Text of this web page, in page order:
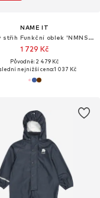
NAME IT
Klasický střih Funkční oblek 'NMNSnow10'
1 729 Kč
Původně: 2 479 Kč
nejnižší cena:1 037 Kč